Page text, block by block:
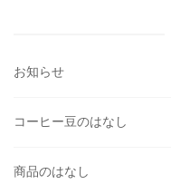
お知らせ
コーヒー豆のはなし
商品のはなし